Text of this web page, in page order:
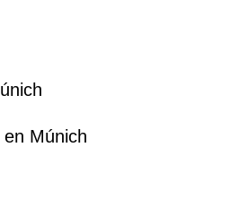
Múnich